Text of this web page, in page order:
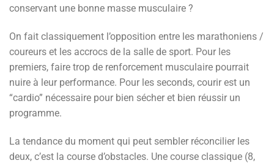
conservant une bonne masse musculaire ?
On fait classiquement l’opposition entre les marathoniens /
coureurs et les accrocs de la salle de sport. Pour les
premiers, faire trop de renforcement musculaire pourrait
nuire à leur performance. Pour les seconds, courir est un
“cardio” nécessaire pour bien sécher et bien réussir un
programme.
La tendance du moment qui peut sembler réconcilier les
deux, c’est la course d’obstacles. Une course classique (8,